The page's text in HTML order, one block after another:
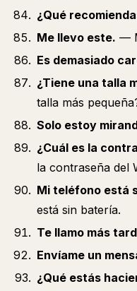
¿Qué
Me llevo este. —
Es demasiado
¿Tiene una talla
talla más
Solo estoy
¿Cuál es la
la contraseña del
Mi teléfono está
está sin batería.
Te llamo más
Envíame un
¿Qué estás